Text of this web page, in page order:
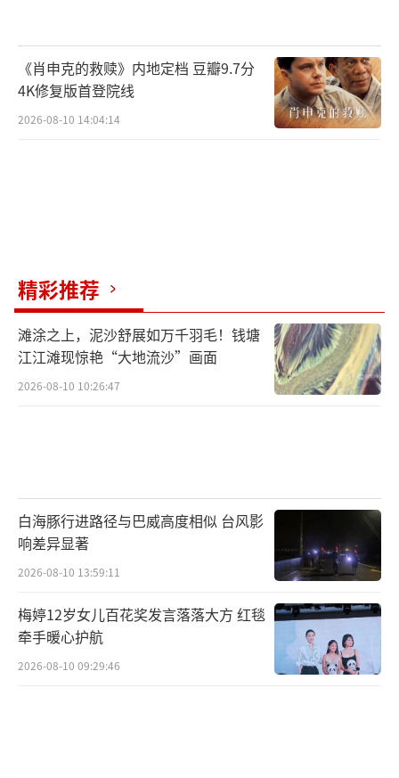
口碑层面，该剧凭借鲜明的奋斗内核与细
腻的情感表达收获多方肯定。人民日报、新华
社、央视新闻等30+权威上宣媒体，文汇报、解
放日报、北京日报等50+地方都市及门户网站为
让即便没有经历那个年代的观众也能从中找到
共鸣。央视剧评表示“《小城大事》再现了中
国式现代化道路上波澜壮阔的奋斗历程，描绘
该剧“巧妙地将宏大的时代命题包裹在充满烟
火气的欢声笑语中，展现了基层干部们始终如
一的热血与理想。”更有不少自媒体盛赞剧
《肖申克的救赎》内地定档 豆瓣9.7分
4K修复版首登院线
2026-08-10 14:04:14
精彩推荐
滩涂之上，泥沙舒展如万千羽毛！钱塘
江江滩现惊艳“大地流沙”画面
2026-08-10 10:26:47
白海豚行进路径与巴威高度相似 台风影
响差异显著
2026-08-10 13:59:11
梅婷12岁女儿百花奖发言落落大方 红毯
牵手暖心护航
2026-08-10 09:29:46